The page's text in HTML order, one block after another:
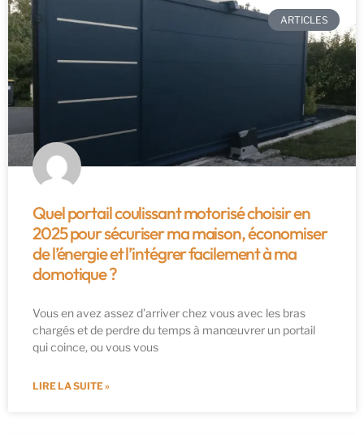
ARTICLES
Quel portail coulissant motorisé choisir en
2025 pour sécuriser ma maison, économiser
de l’énergie et l’intégrer facilement à ma
domotique ?
Vous en avez assez d’arriver chez vous avec les bras
chargés et de perdre du temps à manœuvrer un portail
qui coince, ou vous vous
LIRE LA SUITE »